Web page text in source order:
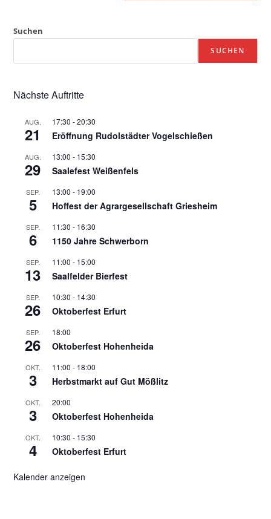
Suchen
SUCHEN
Nächste Auftritte
AUG.
21
17:30 -20:30
Eröffnung Rudolstädter Vogelschießen
AUG.
29
13:00 - 15:30
Saalefest Weißenfels
SEP.
5
13:00 - 19:00
Hoffest der Agrargesellschaft Griesheim
SEP.
6
11:30 - 16:30
1150 Jahre Schwerborn
SEP.
13
11:00 - 15:00
Saalfelder Bierfest
SEP.
26
10:30 - 14:30
Oktoberfest Erfurt
SEP.
26
18:00
Oktoberfest Hohenheida
OKT.
3
11:00 - 18:00
Herbstmarkt auf Gut Mößlitz
OKT.
3
20:00
Oktoberfest Hohenheida
OKT.
4
10:30 - 15:30
Oktoberfest Erfurt
Kalender anzeigen